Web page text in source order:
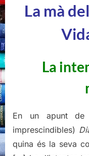
La mà
La
En un apunt de
imprescindibles)
quina és la seva